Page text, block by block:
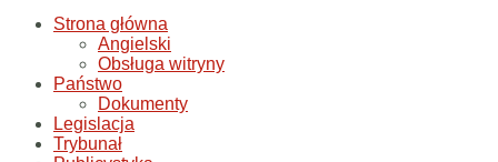
Strona główna
Angielski
Obsługa witryny
Państwo
Dokumenty
Legislacja
Trybunał